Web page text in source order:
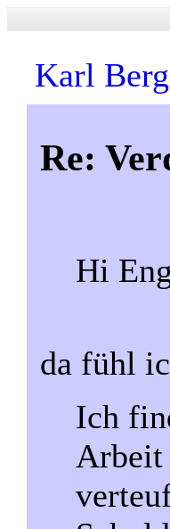
Karl
Re:
Hi
da fühl
Ich
Arbeit